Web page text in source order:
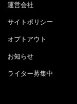
運営会社
サイトポリシー
オプトアウト
お知らせ
ライター募集中